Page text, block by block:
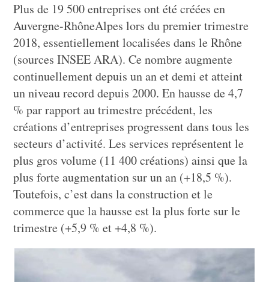
Plus de 19 500 entreprises ont été créées en
Auvergne-RhôneAlpes lors du premier trimestre
2018, essentiellement localisées dans le Rhône
(sources INSEE ARA). Ce nombre augmente
continuellement depuis un an et demi et atteint
un niveau record depuis 2000. En hausse de 4,7
% par rapport au trimestre précédent, les
créations d’entreprises progressent dans tous les
secteurs d’activité. Les services représentent le
plus gros volume (11 400 créations) ainsi que la
plus forte augmentation sur un an (+18,5 %).
Toutefois, c’est dans la construction et le
commerce que la hausse est la plus forte sur le
trimestre (+5,9 % et +4,8 %).